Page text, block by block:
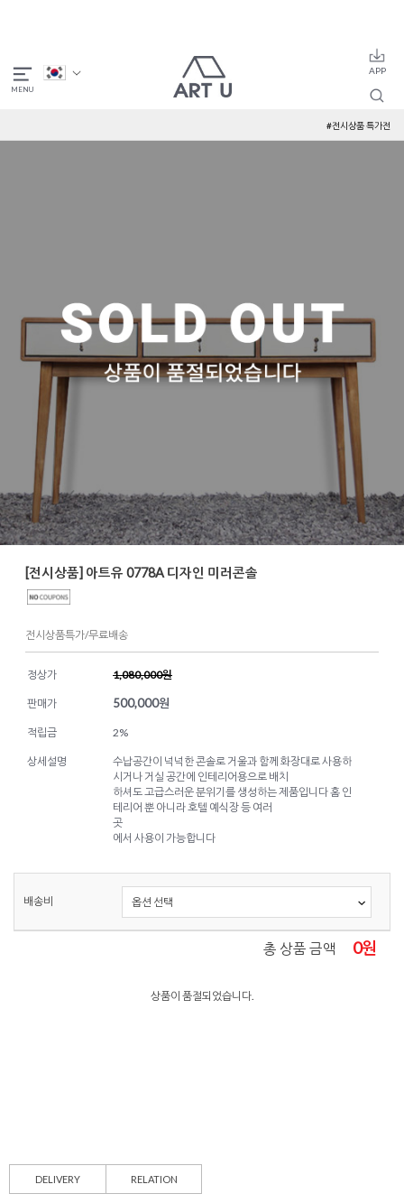
#전시상품 특가전
[전시상품] 아트유 0778A 디자인 미러콘솔
전시상품특가/무료배송
정상가 1,080,000원
판매가 500,000원
적립금 2%
상세설명
수납공간이 넉넉한 콘솔로 거울과 함께 화장대로 사용하
시거나 거실 공간에 인테리어용으로 배치
하셔도 고급스러운 분위기를 생성하는 제품입니다 홈 인
테리어 뿐 아니라 호텔 예식장 등 여러
곳
에서 사용이 가능합니다
배송비
총 상품 금액 0원
상품이 품절되었습니다.
DELIVERY RELATION